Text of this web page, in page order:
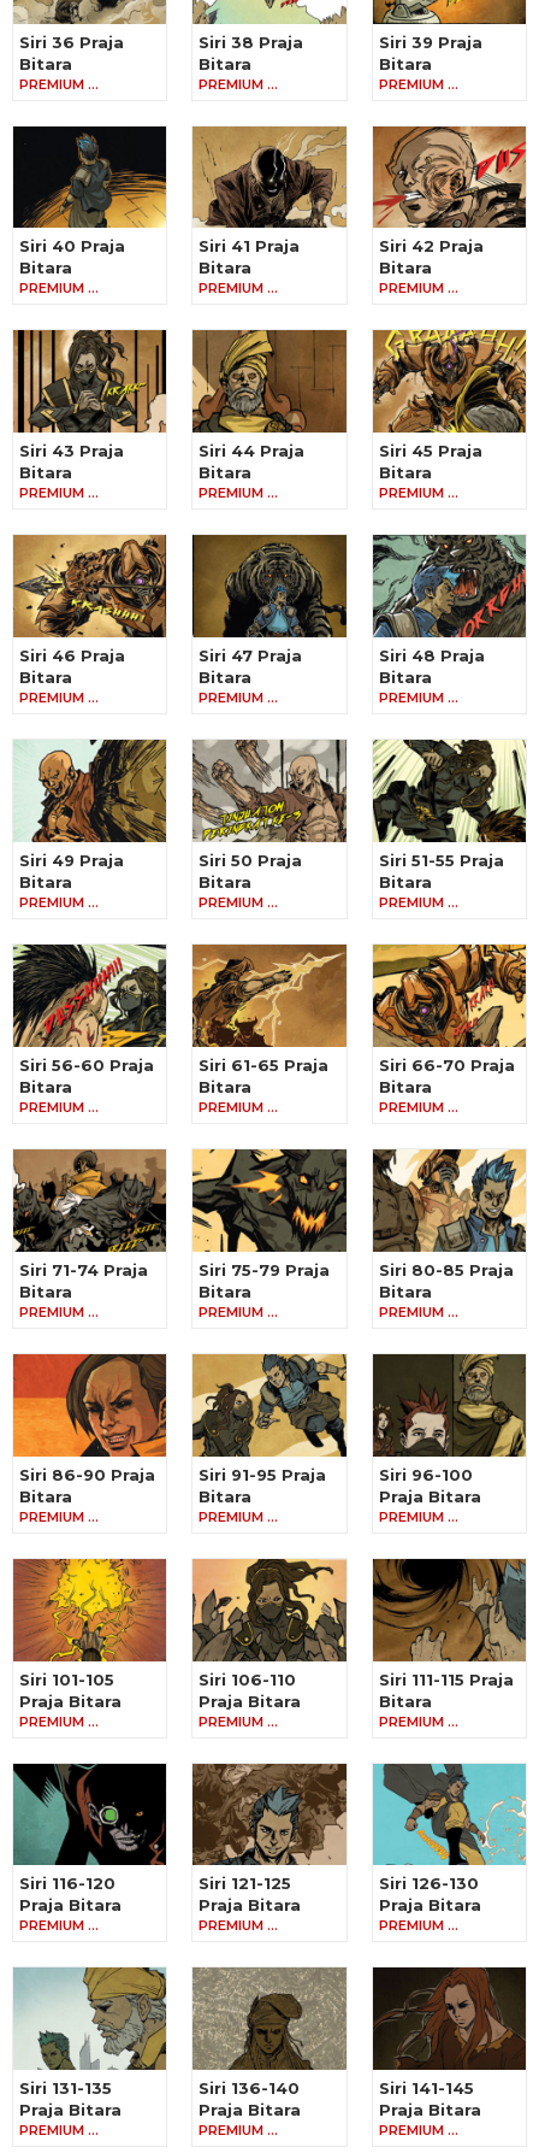
Siri 36 Praja
Bitara
PREMIUM …
Siri 38 Praja
Bitara
PREMIUM …
Siri 39 Praja
Bitara
PREMIUM …
Siri 40 Praja
Bitara
PREMIUM …
Siri 41 Praja
Bitara
PREMIUM …
Siri 42 Praja
Bitara
PREMIUM …
Siri 43 Praja
Bitara
PREMIUM …
Siri 44 Praja
Bitara
PREMIUM …
Siri 45 Praja
Bitara
PREMIUM …
Siri 46 Praja
Bitara
PREMIUM …
Siri 47 Praja
Bitara
PREMIUM …
Siri 48 Praja
Bitara
PREMIUM …
Siri 49 Praja
Bitara
PREMIUM …
Siri 50 Praja
Bitara
PREMIUM …
Siri 51-55 Praja
Bitara
PREMIUM …
Siri 56-60 Praja
Bitara
PREMIUM …
Siri 61-65 Praja
Bitara
PREMIUM …
Siri 66-70 Praja
Bitara
PREMIUM …
Siri 71-74 Praja
Bitara
PREMIUM …
Siri 75-79 Praja
Bitara
PREMIUM …
Siri 80-85 Praja
Bitara
PREMIUM …
Siri 86-90 Praja
Bitara
PREMIUM …
Siri 91-95 Praja
Bitara
PREMIUM …
Siri 96-100
Praja Bitara
PREMIUM …
Siri 101-105
Praja Bitara
PREMIUM …
Siri 106-110
Praja Bitara
PREMIUM …
Siri 111-115 Praja
Bitara
PREMIUM …
Siri 116-120
Praja Bitara
PREMIUM …
Siri 121-125
Praja Bitara
PREMIUM …
Siri 126-130
Praja Bitara
PREMIUM …
Siri 131-135
Praja Bitara
PREMIUM …
Siri 136-140
Praja Bitara
PREMIUM …
Siri 141-145
Praja Bitara
PREMIUM …